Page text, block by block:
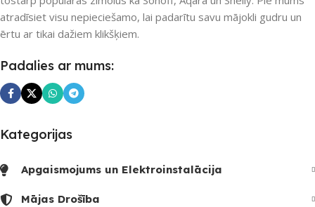
UZREIZ PIEEJAMAIS
atradīsiet visu nepieciešamo, lai padarītu savu mājokli gudru un
ērtu ar tikai dažiem klikšķiem.
Padalies ar mums:
Kategorijas
Apgaismojums un Elektroinstalācija
Mājas Drošība